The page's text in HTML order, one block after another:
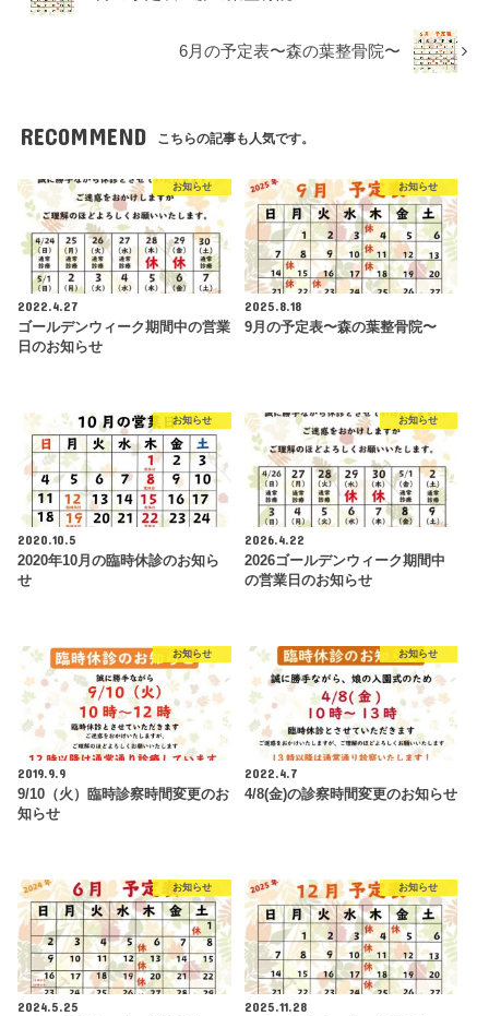
6月の予定表〜森の葉整骨院〜
RECOMMEND こちらの記事も人気です。
お知らせ
2022.4.27
ゴールデンウィーク期間中の営業
日のお知らせ
お知らせ
2025.8.18
9月の予定表〜森の葉整骨院〜
お知らせ
2020.10.5
2020年10月の臨時休診のお知ら
せ
お知らせ
2026.4.22
2026ゴールデンウィーク期間中
の営業日のお知らせ
お知らせ
2019.9.9
9/10（火）臨時診察時間変更のお
知らせ
お知らせ
2022.4.7
4/8(金)の診察時間変更のお知らせ
お知らせ
2024.5.25
お知らせ
2025.11.28